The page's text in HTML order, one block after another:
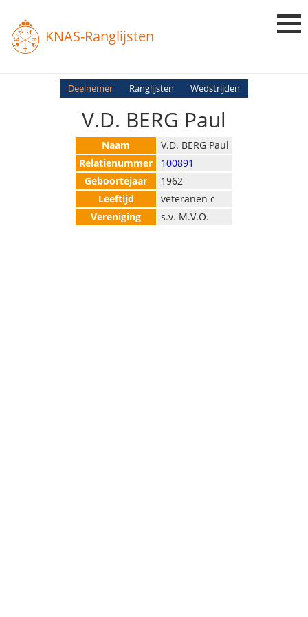
KNAS-Ranglijsten
Login
Ranglijsten
Uitslagen
Deelnemer Ranglijsten Wedstrijden
V.D. BERG Paul
Naam
V.D. BERG Paul
Relatienummer
100891
Geboortejaar
1962
Leeftijd
veteranen c
Vereniging
s.v. M.V.O.